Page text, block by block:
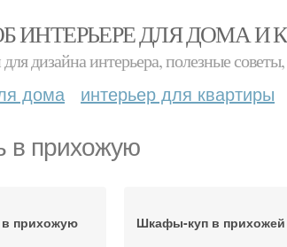
ИНТЕРЬЕРЕ ДЛЯ ДОМА И
дизайна интерьера, полезные
дома интерьер для квартиры
в прихожую
прихожую Шкафы-куп в прихожей